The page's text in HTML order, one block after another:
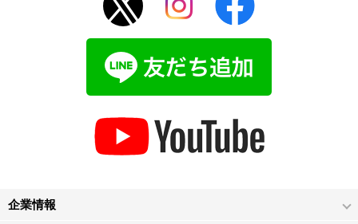
企業情報